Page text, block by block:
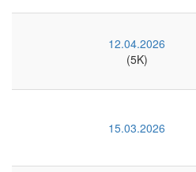
12.04.2026
(5K)
15.03.2026